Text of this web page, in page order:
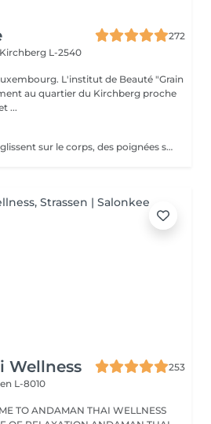
272
Kirchberg L-2540
L'institut de Beauté "Grain
au quartier du Kirchberg proche
...
Des pierres chaudes qui glissent sur le corps, des poignées sensibles qui libèrent les tensions. L'effet apaisant du massage aux pierres chaudes est apprécié depuis des milliers d'années.
Wellness
253
L-8010
TO ANDAMAN THAI WELLNESS